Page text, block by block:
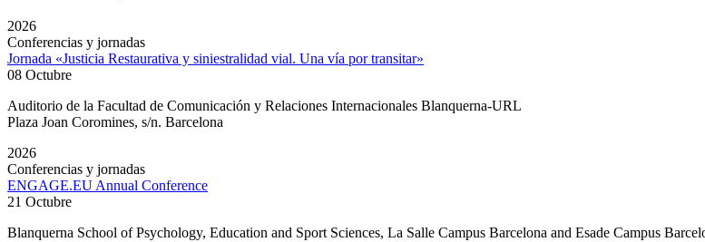
2026
Conferencias y jornadas
Jornada «Justicia Restaurativa y siniestralidad vial. Una vía por transitar»
08 Octubre
Auditorio de la Facultad de Comunicación y Relaciones Internacionales Blanquerna-URL
Plaza Joan Coromines, s/n. Barcelona
2026
Conferencias y jornadas
ENGAGE.EU Annual Conference
21 Octubre
Blanquerna School of Psychology, Education and Sport Sciences, La Salle Campus Barcelona and Esade Campus